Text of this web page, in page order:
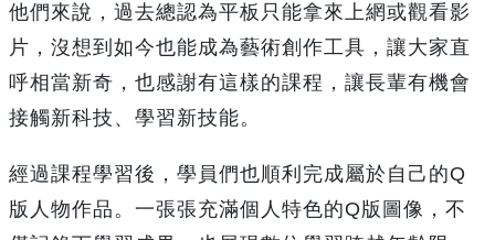
他們來說，過去總認為平板只能拿來上網或觀看影
片，沒想到如今也能成為藝術創作工具，讓大家直
呼相當新奇，也感謝有這樣的課程，讓長輩有機會
接觸新科技、學習新技能。
經過課程學習後，學員們也順利完成屬於自己的Q
版人物作品。一張張充滿個人特色的Q版圖像，不